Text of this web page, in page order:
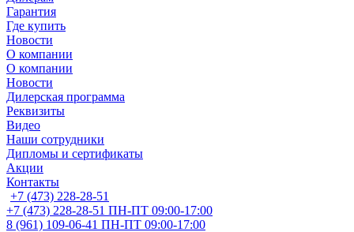
Гарантия
Где купить
Новости
О компании
О компании
Новости
Дилерская программа
Реквизиты
Видео
Наши сотрудники
Дипломы и сертификаты
Акции
Контакты
+7 (473) 228-28-51
+7 (473) 228-28-51 ПН-ПТ 09:00-17:00
8 (961) 109-06-41 ПН-ПТ 09:00-17:00